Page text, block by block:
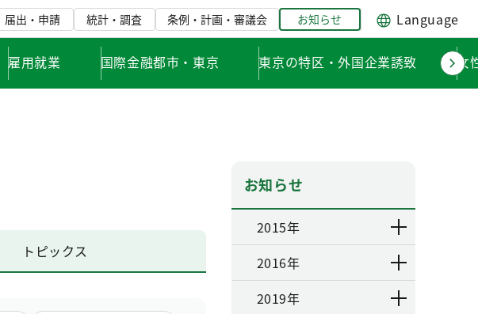
届出・申請 統計・調査 条例・計画・審議会 お知らせ Language
雇用就業 国際金融都市・東京 東京の特区・外国企業誘致 女
トピックス
お知らせ
2015年
2016年
2019年